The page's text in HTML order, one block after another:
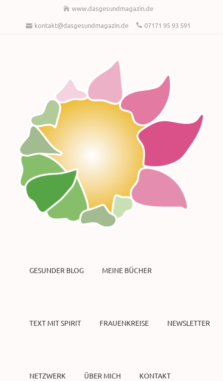
www.dasgesundmagazin.de
kontakt@dasgesundmagazin.de
07171 95 93 591
GESUNDER BLOG MEINE BÜCHER
TEXT MIT SPIRIT FRAUENKREISE NEWSLETTER
NETZWERK ÜBER MICH KONTAKT